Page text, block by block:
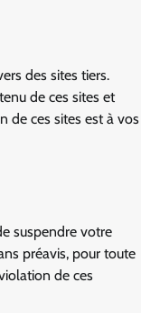
des sites tiers.
de ces sites et
de ces sites est à vos
suspendre votre
préavis, pour toute
de ces